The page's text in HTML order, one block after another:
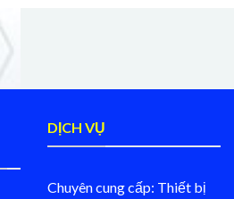
DỊCH VỤ
Chuyên cung cấp: Thiết bị